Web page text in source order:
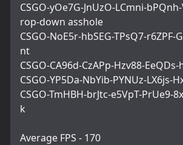
CSGO-yOe7G-JnUzO-LCmni-
rop-down asshole
CSGO-NoE5r-hbSEG-TPsQ7-r6ZPF-
nt
CSGO-CA96d-CzAPp-Hzv88-
CSGO-YP5Da-NbYib-PYNUz-LX6js-
CSGO-TmHBH-brJtc-e5VpT-PrUe9-
k
Average FPS - 170